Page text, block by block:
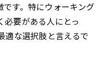
す。特にウォーキング
必要がある人にとっ
適な選択肢と言えるで